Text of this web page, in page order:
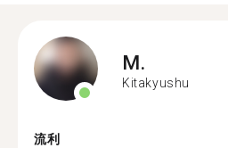
M.
Kitakyushu
流利